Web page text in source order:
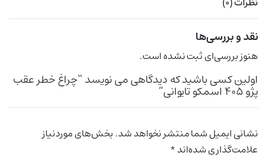
نقد و بررسی‌ها
هنوز بررسی‌ای ثبت نشده است.
اولین کسی باشید که دیدگاهی می نویسد “چراغ خطر عقب
پژو ۴۰۵ اسمکو تایوانی”
نشانی ایمیل شما منتشر نخواهد شد.بخش‌های موردنیاز
علامت‌گذاری شده‌اند*